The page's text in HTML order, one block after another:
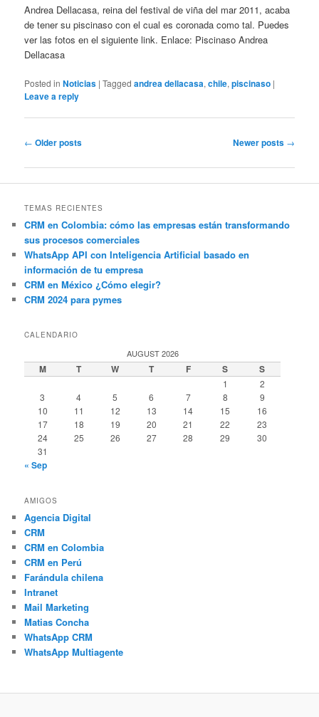
Andrea Dellacasa, reina del festival de viña del mar 2011, acaba
de tener su piscinaso con el cual es coronada como tal. Puedes
ver las fotos en el siguiente link. Enlace: Piscinaso Andrea
Dellacasa
Posted in Noticias |Tagged andrea dellacasa,chile,piscinaso |
Leave a reply
Post
← Older posts Newer posts →
TEMAS RECIENTES
CRM en Colombia: cómo las empresas están transformando
sus procesos comerciales
WhatsApp API con Inteligencia Artificial basado en
información de tu empresa
CRM en México ¿Cómo elegir?
CRM 2024 para pymes
CALENDARIO
AUGUST 2026
M T W T F S S
1
2
3
4 5 6 7 8
9
10
11 12 13 14 15
16
17
18 19 20 21 22
23
24
25 26 27 28 29
30
31
« Sep
AMIGOS
Agencia Digital
CRM
CRM en Colombia
CRM en Perú
Farándula chilena
Intranet
Mail Marketing
Matias Concha
WhatsApp CRM
WhatsApp Multiagente